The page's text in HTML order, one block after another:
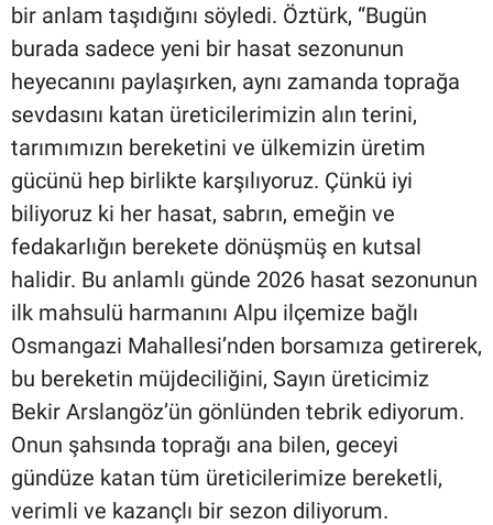
bir anlam taşıdığını söyledi. Öztürk, “Bugün
burada sadece yeni bir hasat sezonunun
heyecanını paylaşırken, aynı zamanda toprağa
sevdasını katan üreticilerimizin alın terini,
tarımımızın bereketini ve ülkemizin üretim
gücünü hep birlikte karşılıyoruz. Çünkü iyi
biliyoruz ki her hasat, sabrın, emeğin ve
fedakarlığın berekete dönüşmüş en kutsal
halidir. Bu anlamlı günde 2026 hasat sezonunun
ilk mahsulü harmanını Alpu ilçemize bağlı
Osmangazi Mahallesi’nden borsamıza getirerek,
bu bereketin müjdeciliğini, Sayın üreticimiz
Bekir Arslangöz’ün gönlünden tebrik ediyorum.
Onun şahsında toprağı ana bilen, geceyi
gündüze katan tüm üreticilerimize bereketli,
verimli ve kazançlı bir sezon diliyorum.